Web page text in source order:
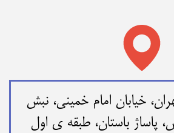
خیابان امام خمینی، نبش
پاساژ باستان، طبقه ی اول